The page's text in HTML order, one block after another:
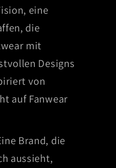
eine
die
mit
Designs
von
auf Fanwear
Brand, die
aussieht,